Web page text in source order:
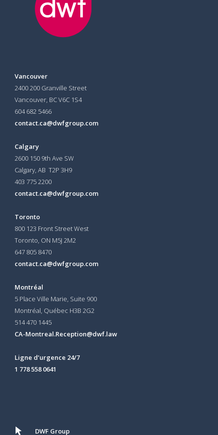
Vancouver
2400 200 Granville Street
Vancouver, BC V6C 1S4
604 682 5466
contact.ca@dwfgroup.com
Calgary
2600 150 9th Ave SW
Calgary, AB T2P 3H9
403 775 2200
contact.ca@dwfgroup.com
Toronto
800 123 Front Street West
Toronto, ON M5J 2M2
647 805 8470
contact.ca@dwfgroup.com
Montréal
5 Place Ville Marie, Suite 900
Montréal, Québec H3B 2G2
514 470 1445
CA-Montreal.Reception@dwf.law
Ligne d’urgence 24/7
1 778 558 0641
DWF Group